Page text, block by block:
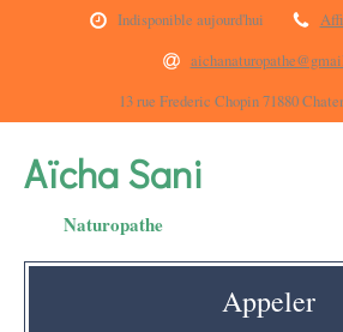
Indisponible aujourd'hui
13 rue Frederic Chopin 71880
Aïcha Sani
Naturopathe
Appeler